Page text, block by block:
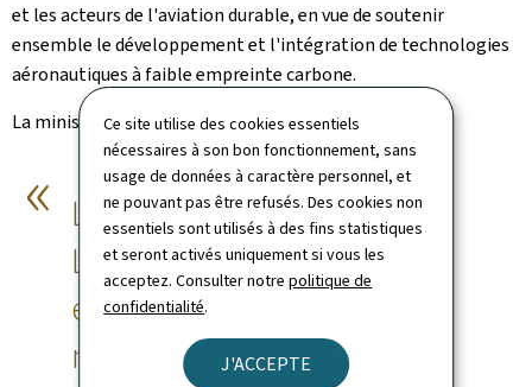
Ce site utilise des cookies essentiels
nécessaires à son bon fonctionnement, sans
usage de données à caractère personnel, et
ne pouvant pas être refusés. Des cookies non
essentiels sont utilisés à des fins statistiques
et seront activés uniquement si vous les
acceptez. Consulter notrepolitique de
confidentialité.
J'ACCEPTE
et les acteurs de l'aviation durable, en vue de soutenir
ensemble le développement et l'intégration de technologies
aéronautiques à faible empreinte carbone.
La ministre a déclaré:
L'arrivée du CX300 à
Luxembourg marque une
étape importante dans
notre engagement pour